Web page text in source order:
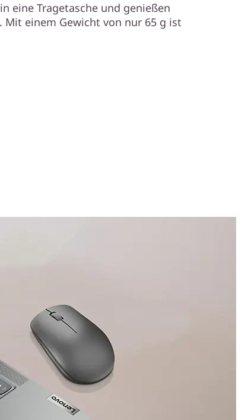
eine Tragetasche und genießen
einem Gewicht von nur 65 g ist